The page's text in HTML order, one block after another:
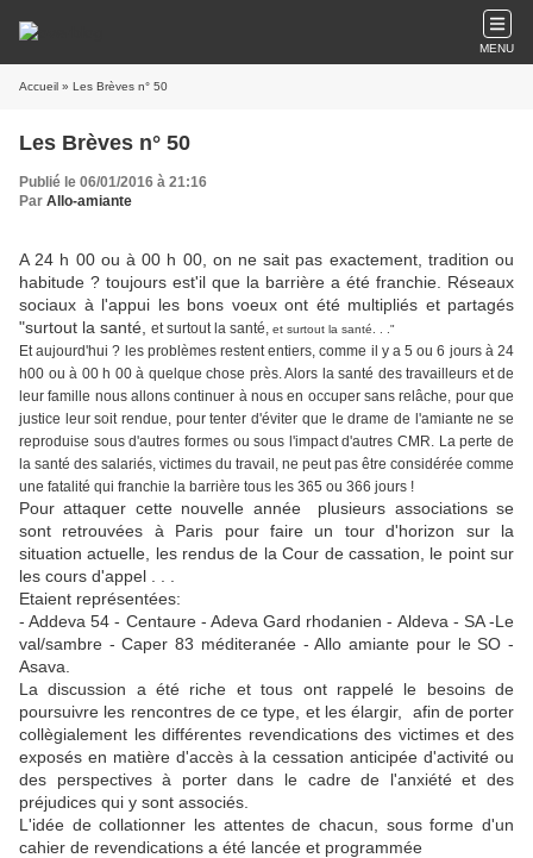
MENU
Accueil » Les Brèves n° 50
Les Brèves n° 50
Publié le 06/01/2016 à 21:16
Par Allo-amiante
A 24 h 00 ou à 00 h 00, on ne sait pas exactement, tradition ou
habitude ? toujours est'il que la barrière a été franchie. Réseaux
sociaux à l'appui les bons voeux ont été multipliés et partagés
"surtout la santé, et surtout la santé, et surtout la santé. . ."
Et aujourd'hui ? les problèmes restent entiers, comme il y a 5 ou 6 jours à 24
h00 ou à 00 h 00 à quelque chose près. Alors la santé des travailleurs et de
leur famille nous allons continuer à nous en occuper sans relâche, pour que
justice leur soit rendue, pour tenter d'éviter que le drame de l'amiante ne se
reproduise sous d'autres formes ou sous l'impact d'autres CMR. La perte de
la santé des salariés, victimes du travail, ne peut pas être considérée comme
une fatalité qui franchie la barrière tous les 365 ou 366 jours !
Pour attaquer cette nouvelle année plusieurs associations se
sont retrouvées à Paris pour faire un tour d'horizon sur la
situation actuelle, les rendus de la Cour de cassation, le point sur
les cours d'appel . . .
Etaient représentées:
- Addeva 54 - Centaure - Adeva Gard rhodanien - Aldeva - SA -Le
val/sambre - Caper 83 méditeranée - Allo amiante pour le SO -
Asava.
La discussion a été riche et tous ont rappelé le besoins de
poursuivre les rencontres de ce type, et les élargir, afin de porter
collègialement les différentes revendications des victimes et des
exposés en matière d'accès à la cessation anticipée d'activité ou
des perspectives à porter dans le cadre de l'anxiété et des
préjudices qui y sont associés.
L'idée de collationner les attentes de chacun, sous forme d'un
cahier de revendications a été lancée et programmée